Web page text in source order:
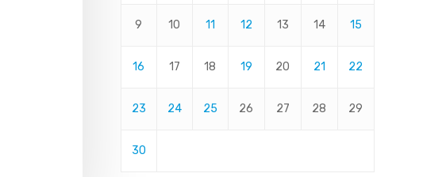
9 10 11 12 13 14 15
16 17 18 19 20 21 22
23 24 25 26 27 28 29
30